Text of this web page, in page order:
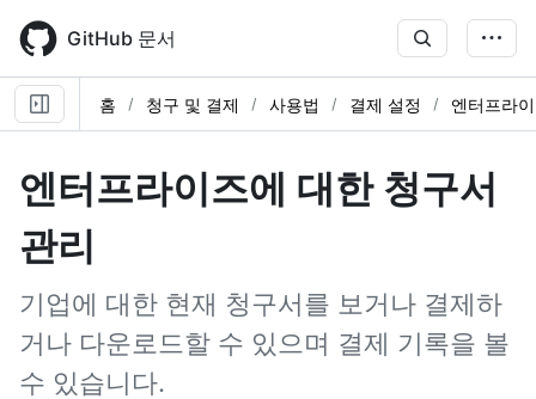
main
content
GitHub 문서
홈 청구 및 결제 사용법 결제 설정 엔터프라
엔터프라이즈에 대한 청구서
관리
기업에 대한 현재 청구서를 보거나 결제하
거나 다운로드할 수 있으며 결제 기록을 볼
수 있습니다.